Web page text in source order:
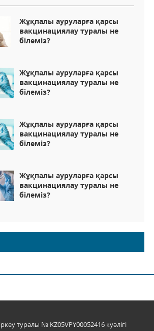
Жұқпалы ауруларға қарсы
вакцинациялау туралы не
білеміз?
Жұқпалы ауруларға қарсы
вакцинациялау туралы не
білеміз?
Жұқпалы ауруларға қарсы
вакцинациялау туралы не
білеміз?
Жұқпалы ауруларға қарсы
вакцинациялау туралы не
білеміз?
туралы № KZ05VPY00052416 куәлігі